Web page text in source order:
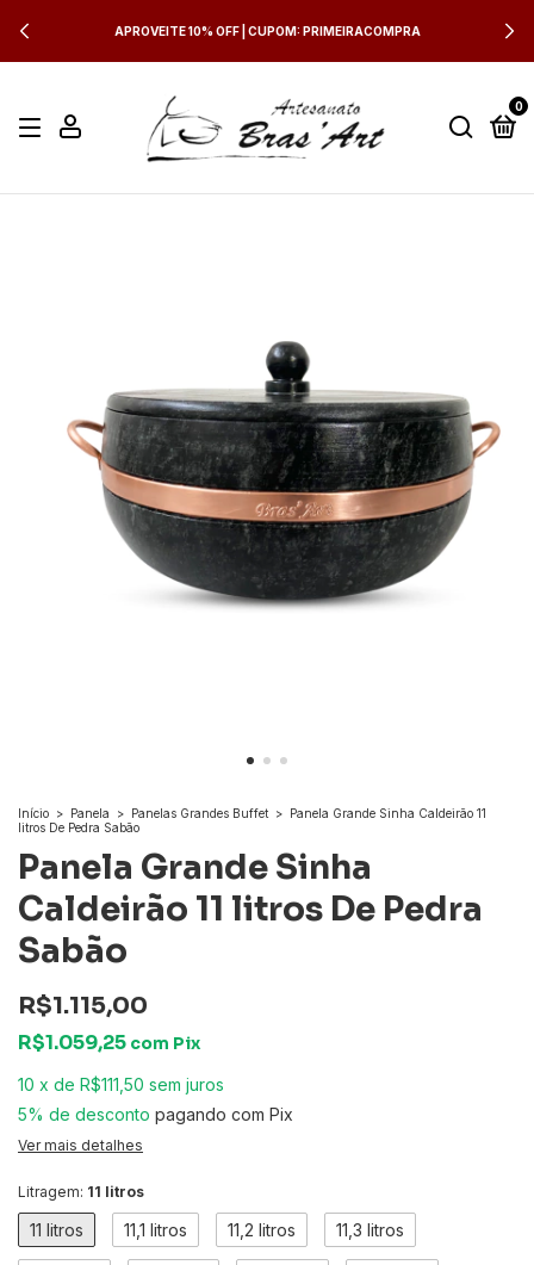
APROVEITE 10% OFF | CUPOM: PRIMEIRACOMPRA
0
Início > Panela > Panelas Grandes Buffet > Panela Grande Sinha Caldeirão 11
litros De Pedra Sabão
Panela Grande Sinha
Caldeirão 11 litros De Pedra
Sabão
R$1.115,00
R$1.059,25 com Pix
10 x de R$111,50 sem juros
5% de desconto pagando com Pix
Ver mais detalhes
Litragem: 11 litros
11 litros 11,1 litros 11,2 litros 11,3 litros